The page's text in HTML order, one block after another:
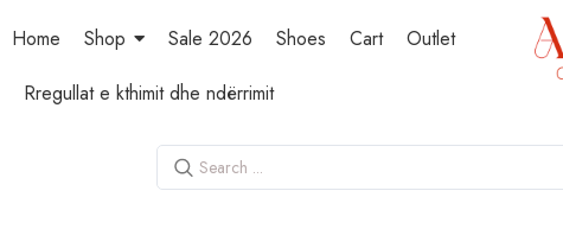
Home Shop Sale 2026 Shoes Cart
Outlet
Rregullat e kthimit dhe ndërrimit